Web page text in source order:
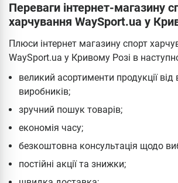
Переваги інтернет-магазину
харчування WaySport.ua у
Плюси інтернет магазину спорт
WaySport.ua у Кривому Розі в
великий асортименти продукції від
виробників;
зручний пошук товарів;
економія часу;
безкоштовна консультація щодо
постійні акції та знижки;